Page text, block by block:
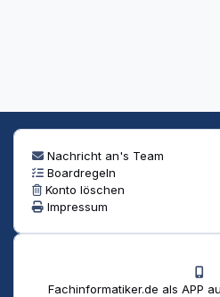
Nachricht an's Team
Boardregeln
Konto löschen
Impressum
Fachinformatiker.de als APP